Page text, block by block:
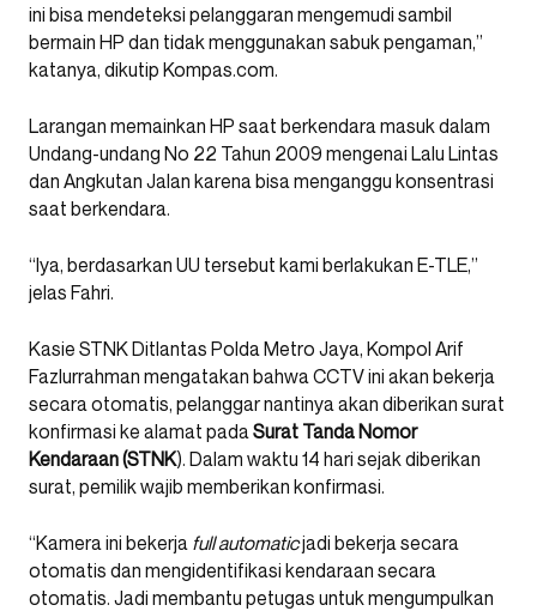
ini bisa mendeteksi pelanggaran mengemudi sambil
bermain HP dan tidak menggunakan sabuk pengaman,”
katanya, dikutip Kompas.com.
Larangan memainkan HP saat berkendara masuk dalam
Undang-undang No 22 Tahun 2009 mengenai Lalu Lintas
dan Angkutan Jalan karena bisa menganggu konsentrasi
saat berkendara.
“Iya, berdasarkan UU tersebut kami berlakukan E-TLE,”
jelas Fahri.
Kasie STNK Ditlantas Polda Metro Jaya, Kompol Arif
Fazlurrahman mengatakan bahwa CCTV ini akan bekerja
secara otomatis, pelanggar nantinya akan diberikan surat
konfirmasi ke alamat pada Surat Tanda Nomor
Kendaraan (STNK). Dalam waktu 14 hari sejak diberikan
surat, pemilik wajib memberikan konfirmasi.
“Kamera ini bekerja full automaticjadi bekerja secara
otomatis dan mengidentifikasi kendaraan secara
otomatis. Jadi membantu petugas untuk mengumpulkan